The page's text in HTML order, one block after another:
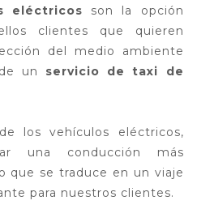
eléctricos son la opción
clientes que quieren
del medio ambiente
un servicio de taxi de
los vehículos eléctricos,
una conducción más
que se traduce en un viaje
para nuestros clientes.